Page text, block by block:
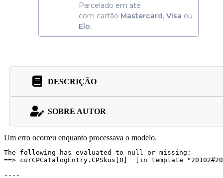
Parcelado em até
com cartão Mastercard, Visa ou
Elo.
DESCRIÇÃO
SOBRE AUTOR
Um erro ocorreu enquanto processava o modelo.
The following has evaluated to null or missing:
==> curCPCatalogEntry.CPSkus[0]  [in template
----